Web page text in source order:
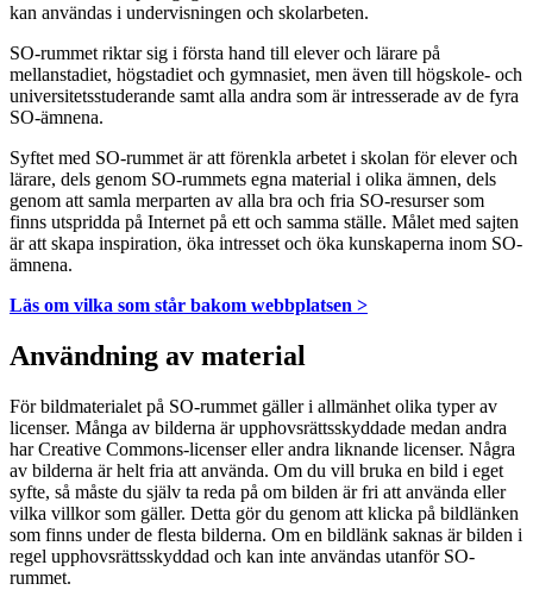
kan användas i undervisningen och skolarbeten.
SO-rummet riktar sig i första hand till elever och lärare på
mellanstadiet, högstadiet och gymnasiet, men även till högskole- och
universitetsstuderande samt alla andra som är intresserade av de fyra
SO-ämnena.
Syftet med SO-rummet är att förenkla arbetet i skolan för elever och
lärare, dels genom SO-rummets egna material i olika ämnen, dels
genom att samla merparten av alla bra och fria SO-resurser som
finns utspridda på Internet på ett och samma ställe. Målet med sajten
är att skapa inspiration, öka intresset och öka kunskaperna inom SO-
ämnena.
Läs om vilka som står bakom webbplatsen >
Användning av material
För bildmaterialet på SO-rummet gäller i allmänhet olika typer av
licenser. Många av bilderna är upphovsrättsskyddade medan andra
har Creative Commons-licenser eller andra liknande licenser. Några
av bilderna är helt fria att använda. Om du vill bruka en bild i eget
syfte, så måste du själv ta reda på om bilden är fri att använda eller
vilka villkor som gäller. Detta gör du genom att klicka på bildlänken
som finns under de flesta bilderna. Om en bildlänk saknas är bilden i
regel upphovsrättsskyddad och kan inte användas utanför SO-
rummet.